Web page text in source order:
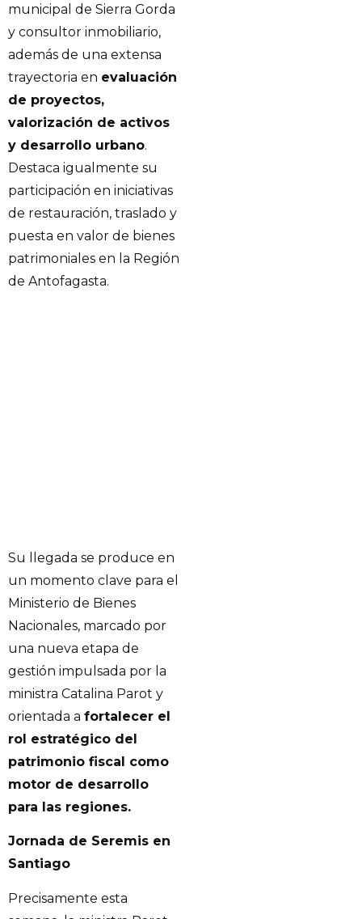
municipal de Sierra Gorda
y consultor inmobiliario,
además de una extensa
trayectoria en evaluación
de proyectos,
valorización de activos
y desarrollo urbano.
Destaca igualmente su
participación en iniciativas
de restauración, traslado y
puesta en valor de bienes
patrimoniales en la Región
de Antofagasta.
Su llegada se produce en
un momento clave para el
Ministerio de Bienes
Nacionales, marcado por
una nueva etapa de
gestión impulsada por la
ministra Catalina Parot y
orientada a fortalecer el
rol estratégico del
patrimonio fiscal como
motor de desarrollo
para las regiones.
Jornada de Seremis en
Santiago
Precisamente esta